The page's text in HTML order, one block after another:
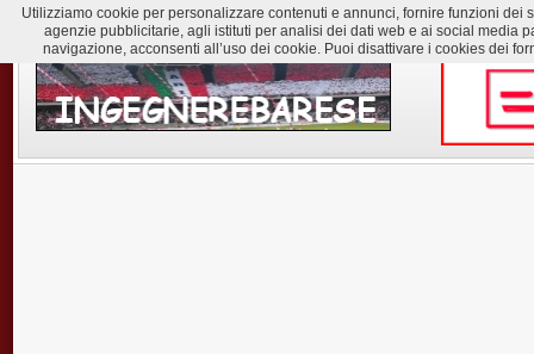
Utilizziamo cookie per personalizzare contenuti e annunci, fornire funzioni
agenzie pubblicitarie, agli istituti per analisi dei dati web e ai social media
navigazione, acconsenti all’uso dei cookie. Puoi disattivare i cookies dei